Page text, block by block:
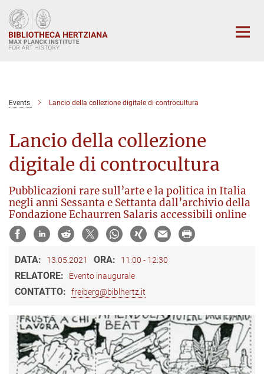
Main-
Content
Events Lancio della collezione digitale di controcultura
Lancio della collezione
digitale di controcultura
Pubblicazioni rare sull’arte e la politica in Italia
negli anni Sessanta e Settanta dall’archivio della
Fondazione Echaurren Salaris accessibili online
DATA: 13.05.2021 ORA: 11:00 - 12:30
RELATORE: Evento inaugurale
CONTATTO: freiberg@biblhertz.it